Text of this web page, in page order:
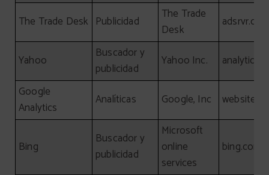
The Trade Desk Publicidad
The Trade
Desk
adsrvr.org
Yahoo
Buscador y
publicidad
Yahoo Inc.
Google
Analytics
Analíticas Google, Inc website
Bing
Buscador y
publicidad
Microsoft
online
services
bing.com